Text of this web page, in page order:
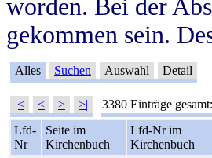
worden. Bei der
gekommen sein.
Alles Suchen Auswahl Detail
|< < > >| 3380 Einträge gesamt:
Lfd-
Nr
Seite im
Kirchenbuch
Lfd-Nr im
Kirchenbuch